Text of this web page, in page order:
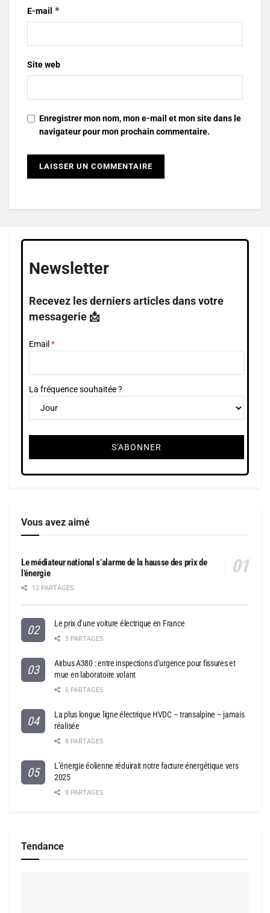
E-mail *
Site web
Enregistrer mon nom, mon e-mail et mon site dans le
navigateur pour mon prochain commentaire.
Newsletter
Recevez les derniers articles dans votre
messagerie 📩
Email
La fréquence souhaitée ?
Vous avez aimé
Le médiateur national s’alarme de la hausse des prix de
l’énergie
12 PARTAGES
Le prix d’une voiture électrique en France
5 PARTAGES
Airbus A380 : entre inspections d’urgence pour fissures et
mue en laboratoire volant
6 PARTAGES
La plus longue ligne électrique HVDC – transalpine – jamais
réalisée
8 PARTAGES
L’énergie éolienne réduirait notre facture énergétique vers
2025
8 PARTAGES
Tendance